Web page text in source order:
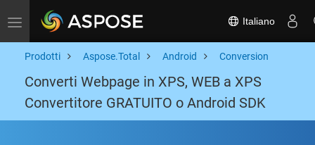
Toggle navigation Italiano
Prodotti Aspose.Total Android Conversion
Converti Webpage in XPS, WEB a XPS
Convertitore GRATUITO o Android SDK